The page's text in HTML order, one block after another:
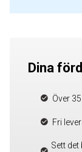
Dina
Över
Fri
Sett